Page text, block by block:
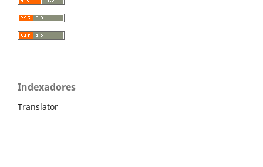
Indexadores
Translator